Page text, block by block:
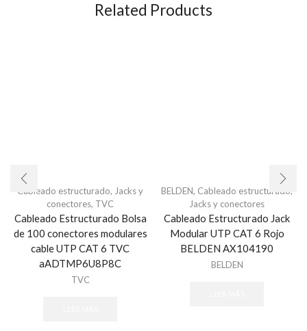
Related Products
Cableado estructurado, Jacks y
conectores, TVC
Cableado Estructurado Bolsa
de 100 conectores modulares
cable UTP CAT 6 TVC
aADTMP6U8P8C
TVC
BELDEN, Cableado estructurado,
Jacks y conectores
Cableado Estructurado Jack
Modular UTP CAT 6 Rojo
BELDEN AX104190
BELDEN